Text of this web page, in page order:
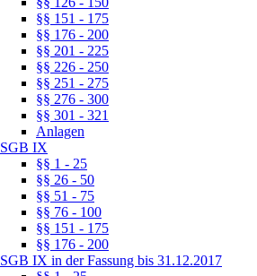
§§ 151 - 175
§§ 176 - 200
§§ 201 - 225
§§ 226 - 250
§§ 251 - 275
§§ 276 - 300
§§ 301 - 321
Anlagen
SGB IX
§§ 1 - 25
§§ 26 - 50
§§ 51 - 75
§§ 76 - 100
§§ 151 - 175
§§ 176 - 200
SGB IX in der Fassung bis 31.12.2017